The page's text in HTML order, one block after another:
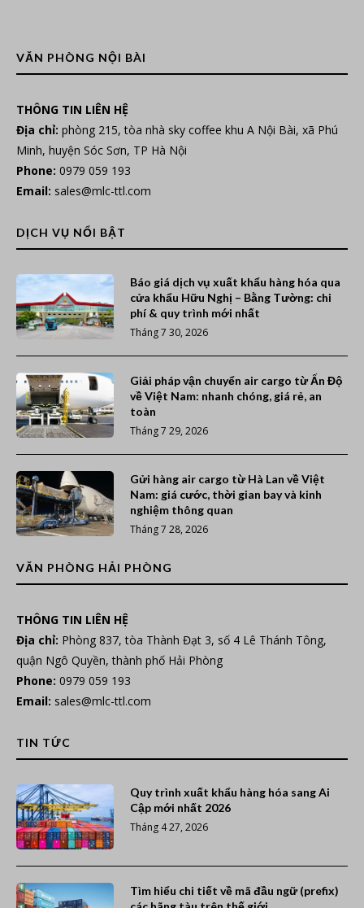
VĂN PHÒNG NỘI BÀI
THÔNG TIN LIÊN HỆ
Địa chỉ: phòng 215, tòa nhà sky coffee khu A Nội Bài, xã Phú
Minh, huyện Sóc Sơn, TP Hà Nội
Phone: 0979 059 193
Email: sales@mlc-ttl.com
DỊCH VỤ NỔI BẬT
Báo giá dịch vụ xuất khẩu hàng hóa qua
cửa khẩu Hữu Nghị – Bằng Tường: chi
phí & quy trình mới nhất
Tháng 7 30, 2026
Giải pháp vận chuyển air cargo từ Ấn Độ
về Việt Nam: nhanh chóng, giá rẻ, an
toàn
Tháng 7 29, 2026
Gửi hàng air cargo từ Hà Lan về Việt
Nam: giá cước, thời gian bay và kinh
nghiệm thông quan
Tháng 7 28, 2026
VĂN PHÒNG HẢI PHÒNG
THÔNG TIN LIÊN HỆ
Địa chỉ: Phòng 837, tòa Thành Đạt 3, số 4 Lê Thánh Tông,
quận Ngô Quyền, thành phố Hải Phòng
Phone: 0979 059 193
Email: sales@mlc-ttl.com
TIN TỨC
Quy trình xuất khẩu hàng hóa sang Ai
Cập mới nhất 2026
Tháng 4 27, 2026
Tìm hiểu chi tiết về mã đầu ngữ (prefix)